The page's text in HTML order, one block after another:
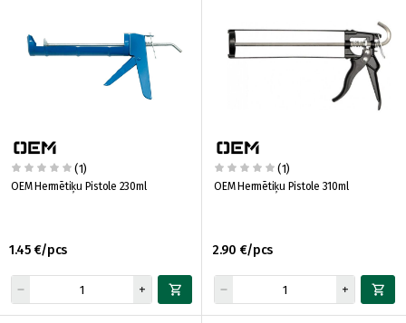
(1)
OEM Hermētiķu Pistole 230ml
1.45 €/pcs
(1)
OEM Hermētiķu Pistole 310ml
2.90 €/pcs